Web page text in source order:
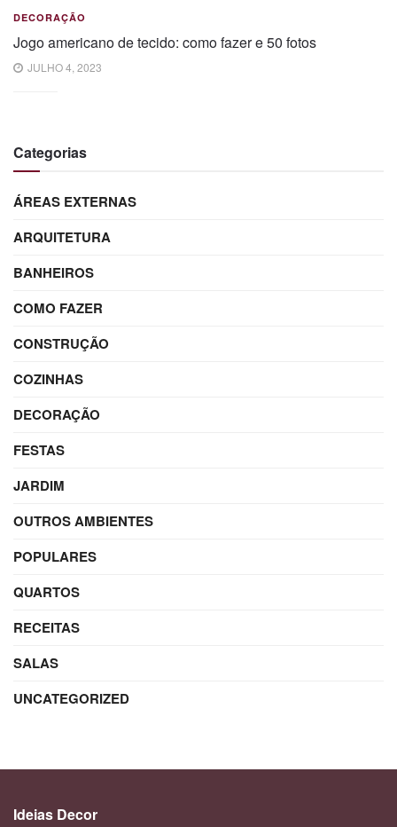
DECORAÇÃO
Jogo americano de tecido: como fazer e 50 fotos
JULHO 4, 2023
Categorias
ÁREAS EXTERNAS
ARQUITETURA
BANHEIROS
COMO FAZER
CONSTRUÇÃO
COZINHAS
DECORAÇÃO
FESTAS
JARDIM
OUTROS AMBIENTES
POPULARES
QUARTOS
RECEITAS
SALAS
UNCATEGORIZED
Ideias Decor